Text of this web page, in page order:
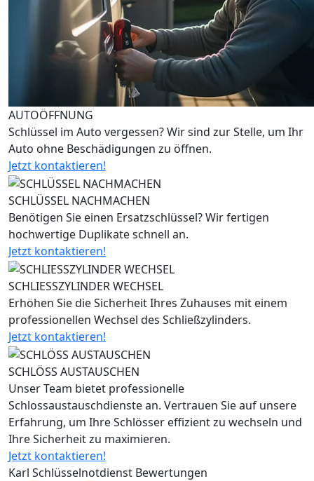
AUTOÖFFNUNG
Schlüssel im Auto vergessen? Wir sind zur Stelle, um Ihr
Auto ohne Beschädigungen zu öffnen.
Jetzt kontaktieren!
SCHLÜSSEL NACHMACHEN
Benötigen Sie einen Ersatzschlüssel? Wir fertigen
hochwertige Duplikate schnell an.
Jetzt kontaktieren!
SCHLIESSZYLINDER WECHSEL
Erhöhen Sie die Sicherheit Ihres Zuhauses mit einem
professionellen Wechsel des Schließzylinders.
Jetzt kontaktieren!
SCHLÖSS AUSTAUSCHEN
Unser Team bietet professionelle
Schlossaustauschdienste an. Vertrauen Sie auf unsere
Erfahrung, um Ihre Schlösser effizient zu wechseln und
Ihre Sicherheit zu maximieren.
Jetzt kontaktieren!
Karl Schlüsselnotdienst Bewertungen